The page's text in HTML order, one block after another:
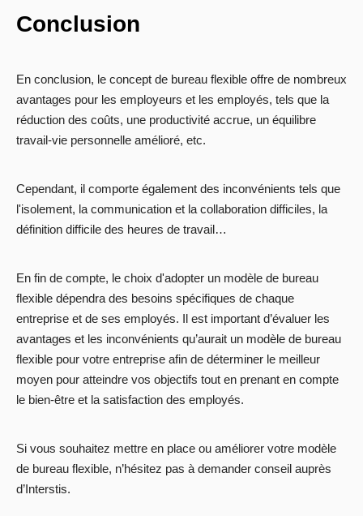
Conclusion
En conclusion, le concept de bureau flexible offre de nombreux
avantages pour les employeurs et les employés, tels que la
réduction des coûts, une productivité accrue, un équilibre
travail-vie personnelle amélioré, etc.
Cependant, il comporte également des inconvénients tels que
l'isolement, la communication et la collaboration difficiles, la
définition difficile des heures de travail…
En fin de compte, le choix d'adopter un modèle de bureau
flexible dépendra des besoins spécifiques de chaque
entreprise et de ses employés. Il est important d’évaluer les
avantages et les inconvénients qu’aurait un modèle de bureau
flexible pour votre entreprise afin de déterminer le meilleur
moyen pour atteindre vos objectifs tout en prenant en compte
le bien-être et la satisfaction des employés.
Si vous souhaitez mettre en place ou améliorer votre modèle
de bureau flexible, n’hésitez pas à demander conseil auprès
d’Interstis.